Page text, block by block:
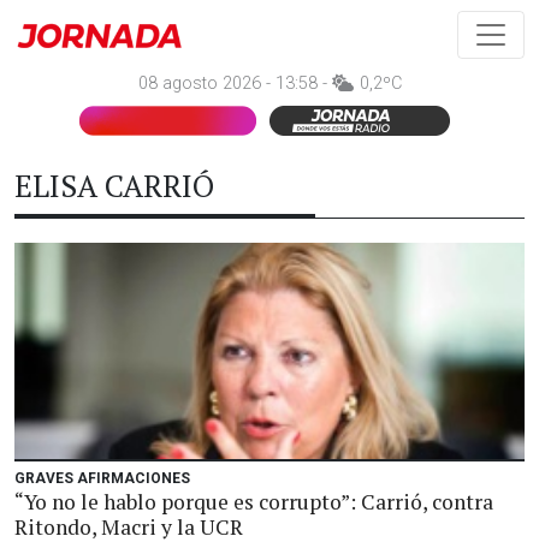
08 agosto 2026 - 13:58 - 0,2ºC
ELISA CARRIÓ
GRAVES AFIRMACIONES
“Yo no le hablo porque es corrupto”: Carrió, contra
Ritondo, Macri y la UCR